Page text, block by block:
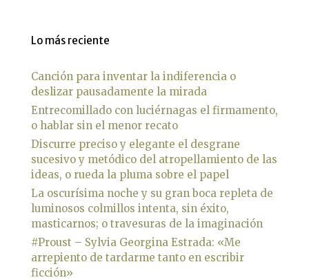
Lo más reciente
Canción para inventar la indiferencia o
deslizar pausadamente la mirada
Entrecomillado con luciérnagas el firmamento,
o hablar sin el menor recato
Discurre preciso y elegante el desgrane
sucesivo y metódico del atropellamiento de las
ideas, o rueda la pluma sobre el papel
La oscurísima noche y su gran boca repleta de
luminosos colmillos intenta, sin éxito,
masticarnos; o travesuras de la imaginación
#Proust – Sylvia Georgina Estrada: «Me
arrepiento de tardarme tanto en escribir
ficción»